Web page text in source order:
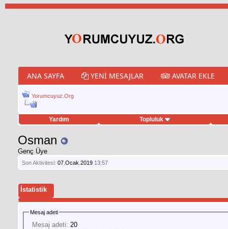
ANA SAYFA YENI MESAJLAR AVATAR EKLE
Yorumcuyuz.Org
Yardım Topluluk
hilesi
Osman
Genç Üye
Son Aktivitesi: 07.Ocak.2019 13:57
İstatistik
Mesaj adeti
Mesaj adeti: 20